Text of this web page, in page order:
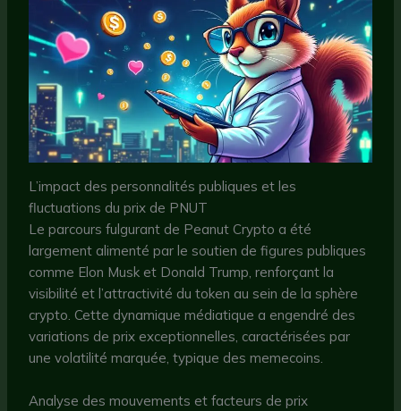
L’impact des personnalités publiques et les
fluctuations du prix de PNUT
Le parcours fulgurant de Peanut Crypto a été
largement alimenté par le soutien de figures publiques
comme Elon Musk et Donald Trump, renforçant la
visibilité et l’attractivité du token au sein de la sphère
crypto. Cette dynamique médiatique a engendré des
variations de prix exceptionnelles, caractérisées par
une volatilité marquée, typique des memecoins.
Analyse des mouvements et facteurs de prix